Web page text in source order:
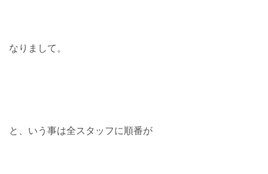
なりまして。
と、いう事は全スタッフに順番が